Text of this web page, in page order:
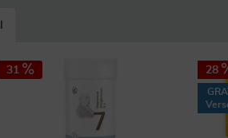
31 28